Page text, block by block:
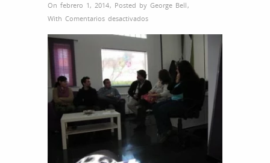
On febrero 1, 2014, Posted by George Bell,
With Comentarios desactivadosen